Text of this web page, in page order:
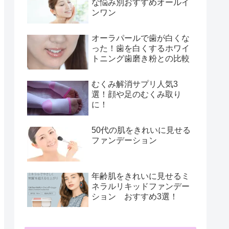
な悩み別おすすめオールイ
ンワン
オーラパールで歯が白くな
った！歯を白くするホワイ
トニング歯磨き粉との比較
むくみ解消サプリ人気3
選！顔や足のむくみ取り
に！
50代の肌をきれいに見せる
ファンデーション
年齢肌をきれいに見せるミ
ネラルリキッドファンデー
ション おすすめ3選！